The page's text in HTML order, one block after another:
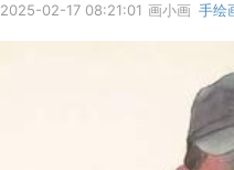
2025-02-17 08:21:01 画小画 手绘